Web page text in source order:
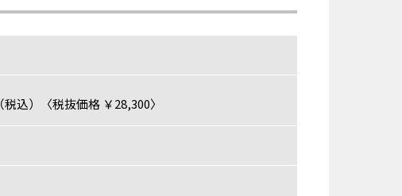
（税込）〈税抜価格 ￥28,300〉